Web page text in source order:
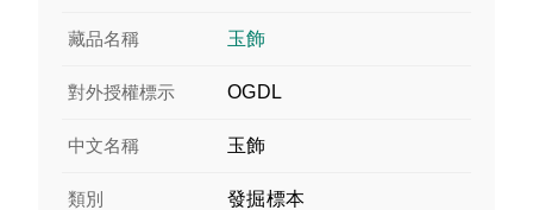
藏品名稱 玉飾
對外授權標示 OGDL
中文名稱 玉飾
類別 發掘標本